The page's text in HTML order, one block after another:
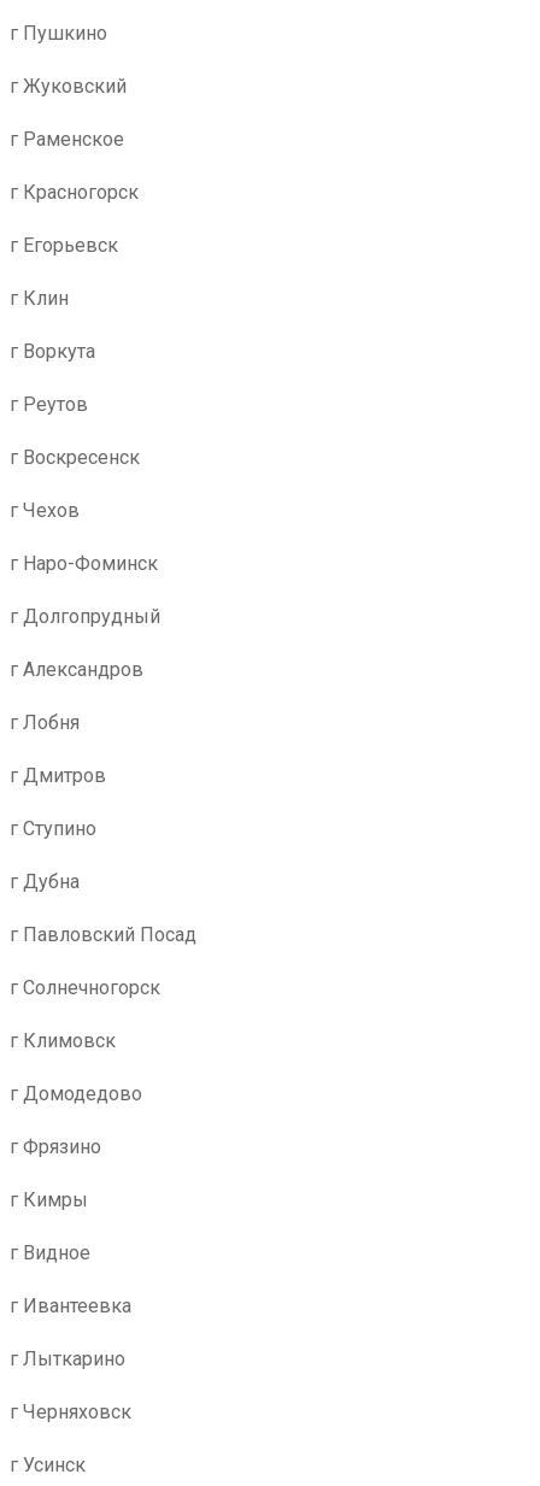
г Пушкино
г Жуковский
г Раменское
г Красногорск
г Егорьевск
г Клин
г Воркута
г Реутов
г Воскресенск
г Чехов
г Наро-Фоминск
г Долгопрудный
г Александров
г Лобня
г Дмитров
г Ступино
г Дубна
г Павловский Посад
г Солнечногорск
г Климовск
г Домодедово
г Фрязино
г Кимры
г Видное
г Ивантеевка
г Лыткарино
г Черняховск
г Усинск